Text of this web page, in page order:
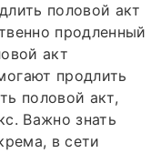
половой акт
продленный
акт
продлить
половой акт,
Важно знать
в сети